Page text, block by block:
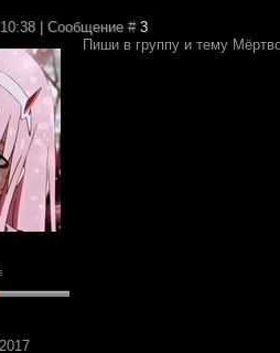
10:38 | Сообщение #3
Пиши в группу и тему